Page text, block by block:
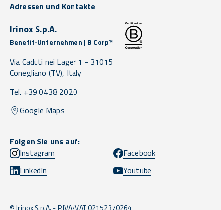
Adressen und Kontakte
Irinox S.p.A.
Benefit-Unternehmen | B Corp™
Via Caduti nei Lager 1 - 31015
Conegliano (TV), Italy
Tel. +39 0438 2020
Google Maps
Folgen Sie uns auf:
Instagram
Facebook
LinkedIn
Youtube
© Irinox S.p.A. - P.IVA/VAT 02152370264